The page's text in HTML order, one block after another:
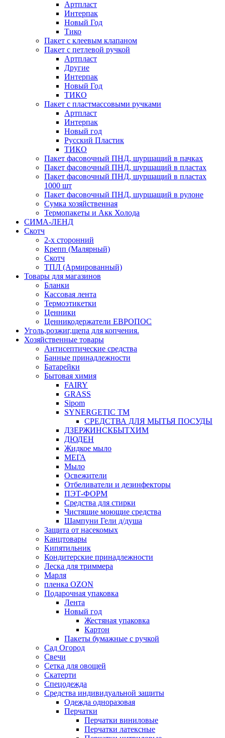
Артпласт
Интерпак
Новый Год
Тико
Пакет с клеевым клапаном
Пакет с петлевой ручкой
Артпласт
Другие
Интерпак
Новый Год
ТИКО
Пакет с пластмассовыми ручками
Артпласт
Интерпак
Новый год
Русский Пластик
ТИКО
Пакет фасовочный ПНД, шуршащий в пачках
Пакет фасовочный ПНД, шуршащий в пластах
Пакет фасовочный ПНД, шуршащий в пластах
1000 шт
Пакет фасовочный ПНД, шуршащий в рулоне
Сумка хозяйственная
Термопакеты и Акк Холода
СИМА-ЛЕНД
Скотч
2-х сторонний
Крепп (Малярный)
Скотч
ТПЛ (Армированный)
Товары для магазинов
Бланки
Кассовая лента
Термоэтикетки
Ценники
Ценникодержатели ЕВРОПОС
Уголь,розжиг,щепа для копчения.
Хозяйственные товары
Антисептические средства
Банные принадлежности
Батарейки
Бытовая химия
FAIRY
GRASS
Sipom
SYNERGETIC TM
СРЕДСТВА ДЛЯ МЫТЬЯ ПОСУДЫ
ДЗЕРЖИНСКБЫТХИМ
ДЮДЕН
Жидкое мыло
МЕГА
Мыло
Освежители
Отбеливатели и дезинфекторы
ПЭТ-ФОРМ
Средства для стирки
Чистящие моющие средства
Шампуни Гели д/душа
Защита от насекомых
Канцтовары
Кипятильник
Кондитерские принадлежности
Леска для триммера
Марля
пленка OZON
Подарочная упаковка
Лента
Новый год
Жестяная упаковка
Картон
Пакеты бумажные с ручкой
Сад Огород
Свечи
Сетка для овощей
Скатерти
Спецодежда
Средства индивидуальной защиты
Одежда одноразовая
Перчатки
Перчатки виниловые
Перчатки латексные